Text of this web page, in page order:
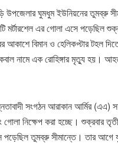
উপজেলার ঘুমধুম ইউনিয়নের তুমব্রু
মর্টারশেল এর গোলা এসে পড়েছিল
আকাশে বিমান ও হেলিকপ্টার টহল
এক রোহিঙ্গার মৃত্যু হয়।
সংগঠন আরাকান আর্মির (এএ)
নিক্ষেপ করা হচ্ছে। শুক্রবার
পড়েছিল তুমব্রু সীমান্তে। তার